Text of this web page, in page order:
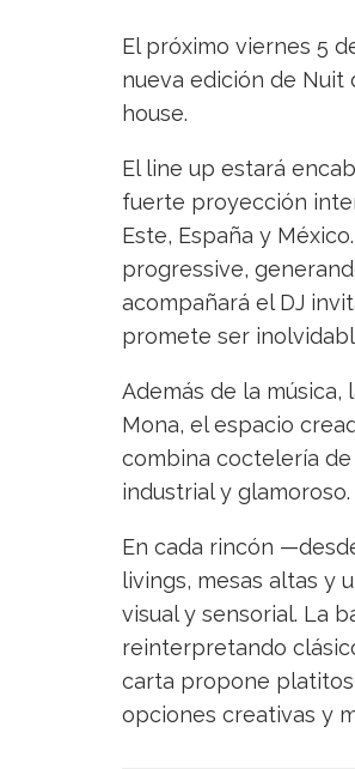
El próximo viernes 5
nueva edición de Nuit
house.
El line up estará
fuerte proyección
Este, España y
progressive,
acompañará el DJ
promete ser
Además de la
Mona, el espacio
combina coctelería
industrial y glamoroso.
En cada rincón
livings, mesas altas y
visual y sensorial. La
reinterpretando
carta propone
opciones creativas y